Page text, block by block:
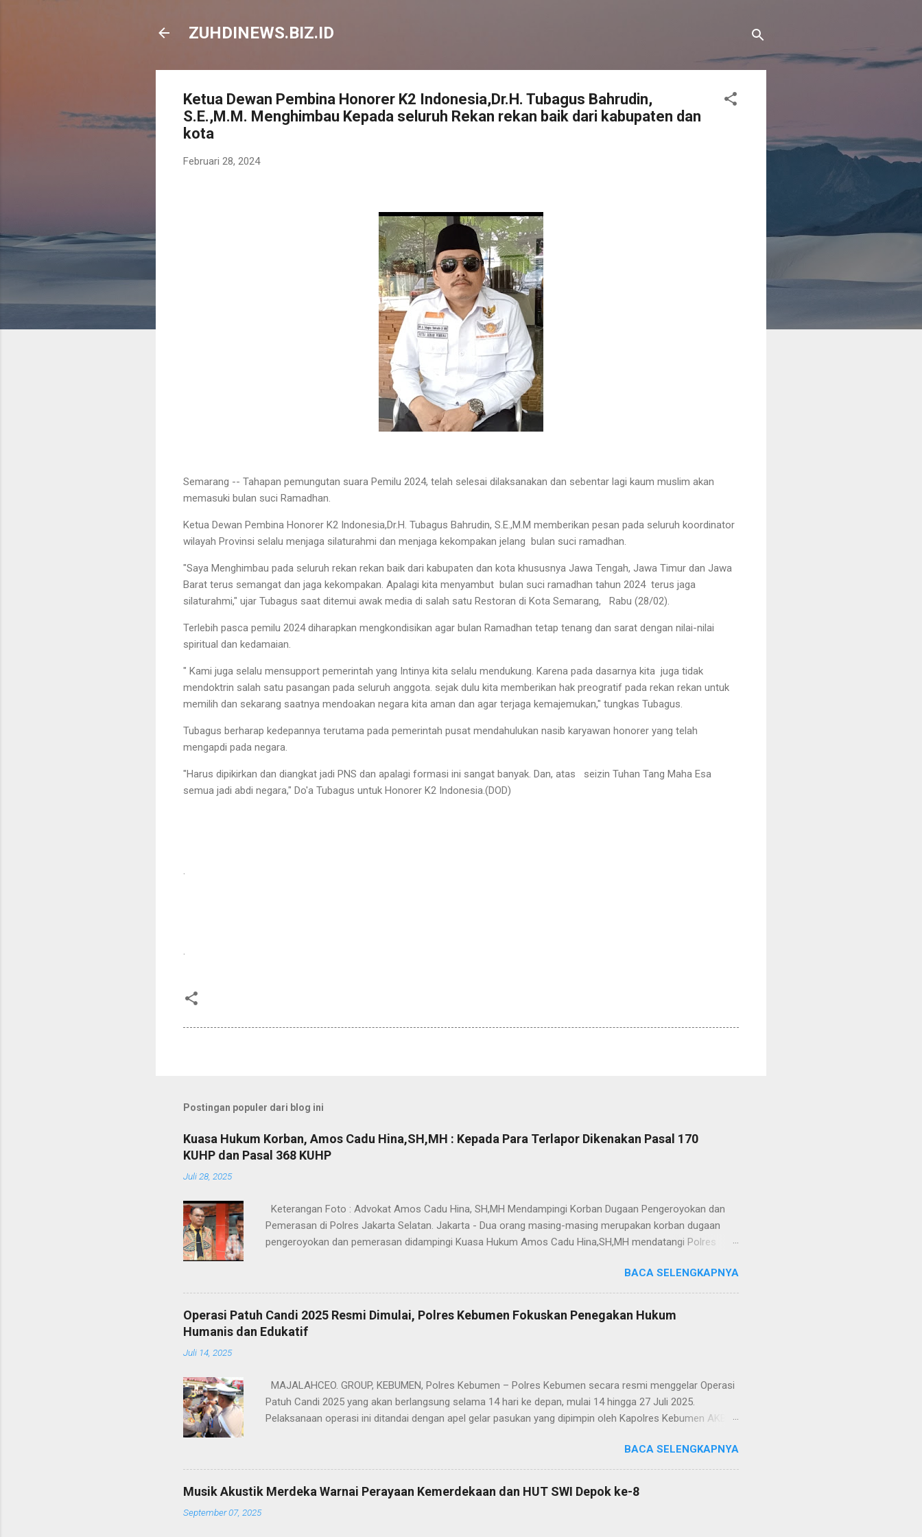
ZUHDINEWS.BIZ.ID
Ketua Dewan Pembina Honorer K2 Indonesia,Dr.H. Tubagus Bahrudin,
S.E.,M.M. Menghimbau Kepada seluruh Rekan rekan baik dari kabupaten dan
kota
Februari 28, 2024
Semarang -- Tahapan pemungutan suara Pemilu 2024, telah selesai dilaksanakan dan sebentar lagi kaum muslim akan
memasuki bulan suci Ramadhan.
Ketua Dewan Pembina Honorer K2 Indonesia,Dr.H. Tubagus Bahrudin, S.E.,M.M memberikan pesan pada seluruh koordinator
wilayah Provinsi selalu menjaga silaturahmi dan menjaga kekompakan jelang bulan suci ramadhan.
"Saya Menghimbau pada seluruh rekan rekan baik dari kabupaten dan kota khususnya Jawa Tengah, Jawa Timur dan Jawa
Barat terus semangat dan jaga kekompakan. Apalagi kita menyambut bulan suci ramadhan tahun 2024 terus jaga
silaturahmi," ujar Tubagus saat ditemui awak media di salah satu Restoran di Kota Semarang, Rabu (28/02).
Terlebih pasca pemilu 2024 diharapkan mengkondisikan agar bulan Ramadhan tetap tenang dan sarat dengan nilai-nilai
spiritual dan kedamaian.
" Kami juga selalu mensupport pemerintah yang Intinya kita selalu mendukung. Karena pada dasarnya kita juga tidak
mendoktrin salah satu pasangan pada seluruh anggota. sejak dulu kita memberikan hak preogratif pada rekan rekan untuk
memilih dan sekarang saatnya mendoakan negara kita aman dan agar terjaga kemajemukan," tungkas Tubagus.
Tubagus berharap kedepannya terutama pada pemerintah pusat mendahulukan nasib karyawan honorer yang telah
mengapdi pada negara.
"Harus dipikirkan dan diangkat jadi PNS dan apalagi formasi ini sangat banyak. Dan, atas seizin Tuhan Tang Maha Esa
semua jadi abdi negara," Do'a Tubagus untuk Honorer K2 Indonesia.(DOD)
Postingan populer dari blog ini
Kuasa Hukum Korban, Amos Cadu Hina,SH,MH : Kepada Para Terlapor Dikenakan Pasal 170
KUHP dan Pasal 368 KUHP
Juli 28, 2025
Keterangan Foto : Advokat Amos Cadu Hina, SH,MH Mendampingi Korban Dugaan Pengeroyokan dan
Pemerasan di Polres Jakarta Selatan. Jakarta - Dua orang masing-masing merupakan korban dugaan
pengeroyokan dan pemerasan didampingi Kuasa Hukum Amos Cadu Hina,SH,MH mendatangi Polres
Berdasarkan Laporan Polisi Nomor LP/8/2714/VIV2025/SPKT/POLRES METRO JAKSEL/POLDA METRO
JAYA tanggal 25 Juli 2025, korban bernama Abi Yazidil Bustomi (38) warga Kp. Tegalgede Kecamatan
Cikarang Selatan mengaku dikeroyok oleh SN, H dan 2 orang lainnya yang tidak dikenal pada tanggal 24
Juli 2025 di kantor JSI SN Jalan Adityawarman Jakarta Selatan. Keterangan Foto : Korban Dugaan
BACA SELENGKAPNYA
Operasi Patuh Candi 2025 Resmi Dimulai, Polres Kebumen Fokuskan Penegakan Hukum
Humanis dan Edukatif
Juli 14, 2025
MAJALAHCEO. GROUP, KEBUMEN, Polres Kebumen – Polres Kebumen secara resmi menggelar Operasi
Patuh Candi 2025 yang akan berlangsung selama 14 hari ke depan, mulai 14 hingga 27 Juli 2025.
Pelaksanaan operasi ini ditandai dengan apel gelar pasukan yang dipimpin oleh Kapolres Kebumen AKBP
pemasangan pita tanda operasi kepada perwakilan personel, sebagai simbol dimulainya kegiatan
kepolisian berskala nasional itu. Mengusung tema “Tertib Berlalu Lintas Demi Terwujudnya Indonesia
Emas”, Operasi Patuh Candi 2025 menjadi bagian dari upaya Polres Kebumen dalam menciptakan situasi
lalu lintas yang aman, tertib, dan lancar. Dalam arahannya, Kapolres menegaskan bahwa kondisi lalu
BACA SELENGKAPNYA
Musik Akustik Merdeka Warnai Perayaan Kemerdekaan dan HUT SWI Depok ke-8
September 07, 2025